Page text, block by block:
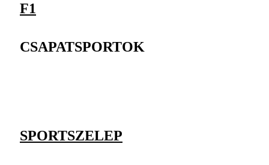
F1
CSAPATSPORTOK
SPORTSZELEP